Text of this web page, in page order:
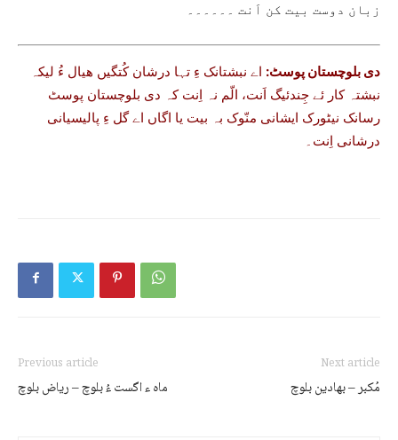
زبان دوست بیت کن اَنت ۔۔۔۔۔۔
دی بلوچستان پوسٹ: اے نبشتانک ءِ تہا درشان کُتگیں ھیال ءُ لیکہ
نبشتہ کار ئے جِندئیگ اَنت، الّم نہ اِنت کہ دی بلوچستان پوسٹ
رسانک نیٹورک ایشانی منّوک بہ بیت یا اگاں اے گل ءِ پالیسیانی
درشانی اِنت۔
Previous article
ماہ ء اگست ءُ بلوچ – ریاض بلوچ
Next article
مُکبر – بھادین بلوچ